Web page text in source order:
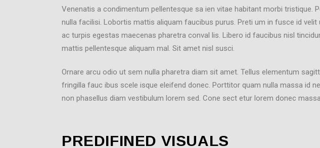
Venenatis a condimentum pellentesque sa ien vitae habitant morbi tristique.
nulla facilisi. Lobortis mattis aliquam faucibus purus. Preti um in fusce id
ac turpis egestas maecenas pharetra conval lis. Libero id faucibus nisl
mattis pellentesque aliquam mal. Sit amet nisl susci.
Ornare arcu odio ut sem nulla pharetra diam sit amet. Tellus elementum
fringilla fauc ibus scele isque eleifend donec. Porttitor quam nulla massa id
non phasellus diam vestibulum lorem sed. Cone sect etur lorem donec
PREDIFINED VISUALS